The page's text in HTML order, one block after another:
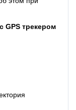
GPS трекером